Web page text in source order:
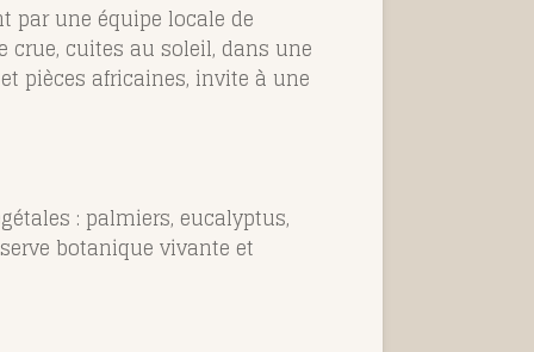
par une équipe locale de
crue, cuites au soleil, dans une
pièces africaines, invite à une
: palmiers, eucalyptus,
botanique vivante et